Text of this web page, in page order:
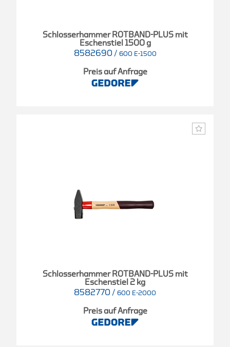
Schlosserhammer ROTBAND-PLUS mit
Eschenstiel 1500 g
8582690 / 600 E-1500
Preis auf Anfrage
Schlosserhammer ROTBAND-PLUS mit
Eschenstiel 2 kg
8582770 / 600 E-2000
Preis auf Anfrage